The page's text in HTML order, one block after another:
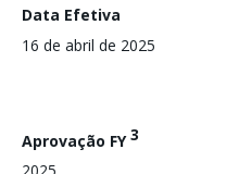
Data Efetiva
16 de abril de 2025
Aprovação FY3